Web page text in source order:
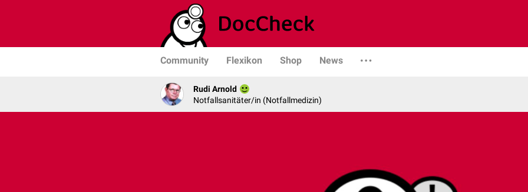
Community Flexikon Shop News
Rudi Arnold
Notfallsanitäter/in (Notfallmedizin)